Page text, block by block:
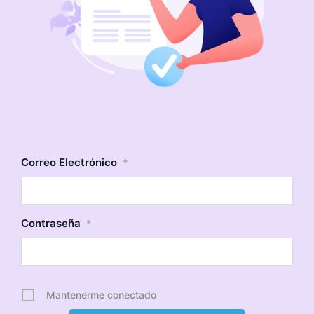
Correo Electrónico *
Contraseña *
Mantenerme conectado